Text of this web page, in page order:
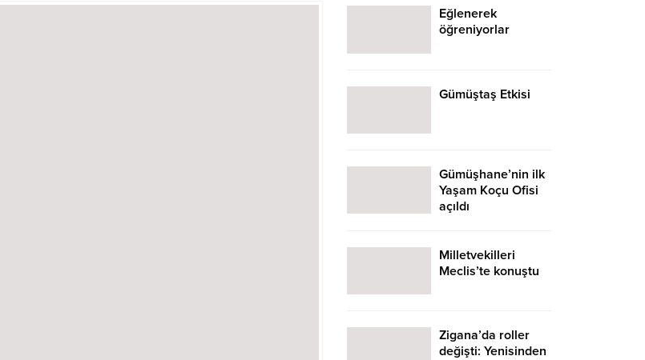
Eğlenerek
öğreniyorlar
Gümüştaş Etkisi
Gümüşhane’nin ilk
Yaşam Koçu Ofisi
açıldı
Milletvekilleri
Meclis’te konuştu
Zigana’da roller
değişti: Yenisinden